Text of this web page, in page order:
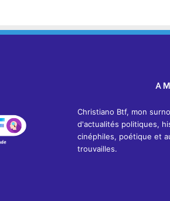
A
Christiano Btf, mon
d'actualités politiques,
cinéphiles, poétique et
trouvailles.